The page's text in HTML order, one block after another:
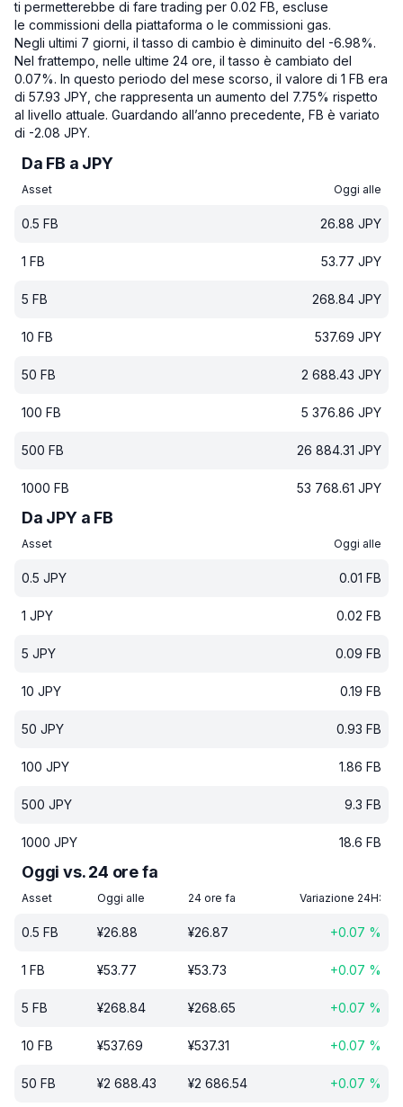
ti permetterebbe di fare trading per 0.02 FB, escluse
le commissioni della piattaforma o le commissioni gas.
Negli ultimi 7 giorni, il tasso di cambio è diminuito del -6.98%.
Nel frattempo, nelle ultime 24 ore, il tasso è cambiato del
0.07%. In questo periodo del mese scorso, il valore di 1 FB era
di 57.93 JPY, che rappresenta un aumento del 7.75% rispetto
al livello attuale. Guardando all’anno precedente, FB è variato
di -2.08 JPY.
Da FB a JPY
Asset Oggi alle
0.5 FB 26.88 JPY
1 FB 53.77 JPY
5 FB 268.84 JPY
10 FB 537.69 JPY
50 FB 2 688.43 JPY
100 FB 5 376.86 JPY
500 FB 26 884.31 JPY
1000 FB 53 768.61 JPY
Da JPY a FB
Asset Oggi alle
0.5 JPY 0.01 FB
1 JPY 0.02 FB
5 JPY 0.09 FB
10 JPY 0.19 FB
50 JPY 0.93 FB
100 JPY 1.86 FB
500 JPY 9.3 FB
1000 JPY 18.6 FB
Oggi vs. 24 ore fa
Asset Oggi alle 24 ore fa Variazione 24H:
0.5 FB ¥26.88 ¥26.87 +0.07 %
1 FB ¥53.77 ¥53.73 +0.07 %
5 FB ¥268.84 ¥268.65 +0.07 %
10 FB ¥537.69 ¥537.31 +0.07 %
50 FB ¥2 688.43 ¥2 686.54 +0.07 %